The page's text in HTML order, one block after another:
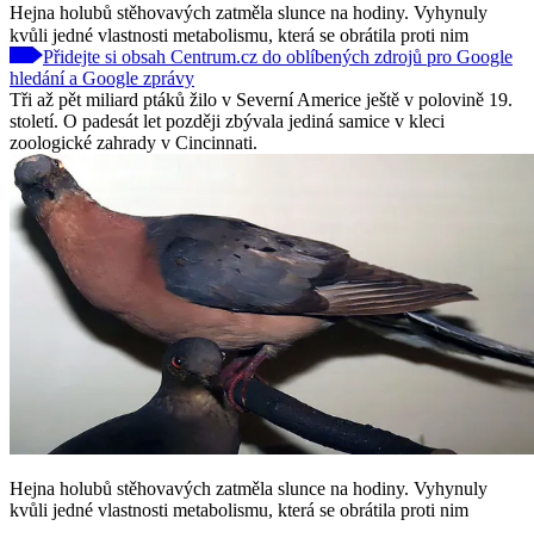
Hejna holubů stěhovavých zatměla slunce na hodiny. Vyhynuly
kvůli jedné vlastnosti metabolismu, která se obrátila proti nim
Přidejte si obsah Centrum.cz do oblíbených zdrojů pro Google
hledání a Google zprávy
Tři až pět miliard ptáků žilo v Severní Americe ještě v polovině 19.
století. O padesát let později zbývala jediná samice v kleci
zoologické zahrady v Cincinnati.
Hejna holubů stěhovavých zatměla slunce na hodiny. Vyhynuly
kvůli jedné vlastnosti metabolismu, která se obrátila proti nim